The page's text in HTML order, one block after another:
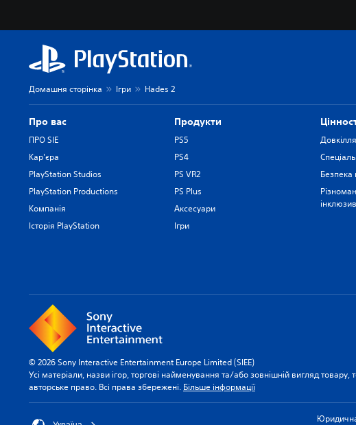
Домашня сторінка Ігри Hades 2
Про вас
ПРО SIE
Кар'єра
PlayStation Studios
PlayStation Productions
Компанія
Історія PlayStation
Продукти
PS5
PS4
PS VR2
PS Plus
Аксесуари
Ігри
Довкілля
Безпека
© 2026 Sony Interactive Entertainment Europe Limited (SIEE)
Усі матеріали, назви ігор, торгові найменування та/або зовнішній вигляд
авторське право. Всі права збережені. Більше інформації